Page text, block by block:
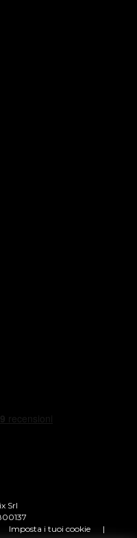
Srl
Imposta i tuoi cookie
|